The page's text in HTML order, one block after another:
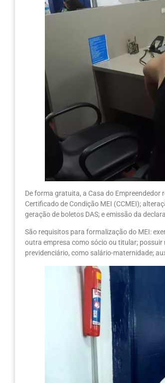
De forma gratuita, a Casa do Empreendedor
Certificado de Condição MEI (CCMEI);
geração de boletos DAS; e emissão da
São requisitos para formalização do MEI:
outra empresa como sócio ou titular; possuir
previdenciário, como salário-maternidade;